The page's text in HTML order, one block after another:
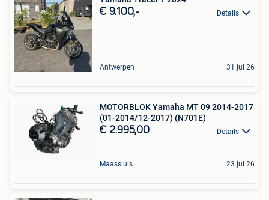
€ 9.100,- Details
Antwerpen 31 jul 26
MOTORBLOK Yamaha MT 09 2014-2017
(01-2014/12-2017) (N701E)
€ 2.995,00 Details
Maassluis 23 jul 26